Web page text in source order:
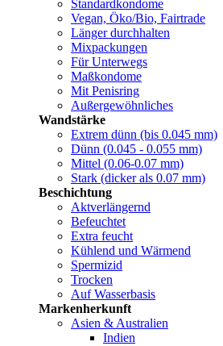
Standardkondome
Vegan, Öko/Bio, Fairtrade
Länger durchhalten
Mixpackungen
Für Unterwegs
Maßkondome
Mit Penisring
Außergewöhnliches
Wandstärke
Extrem dünn (bis 0.045 mm)
Dünn (0.045 - 0.055 mm)
Mittel (0.06-0.07 mm)
Stark (dicker als 0.07 mm)
Beschichtung
Aktverlängernd
Befeuchtet
Extra feucht
Kühlend und Wärmend
Spermizid
Trocken
Auf Wasserbasis
Markenherkunft
Asien & Australien
Indien